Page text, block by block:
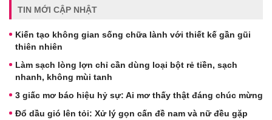
TIN MỚI CẬP NHẬT
Kiến tạo không gian sống chữa lành với thiết kế gần gũi
thiên nhiên
Làm sạch lòng lợn chỉ cần dùng loại bột rẻ tiền, sạch
nhanh, không mùi tanh
3 giấc mơ báo hiệu hỷ sự: Ai mơ thấy thật đáng chúc mừng
Đổ dầu gió lên tỏi: Xử lý gọn cấn đề nam và nữ đều gặp